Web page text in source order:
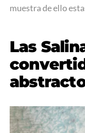
muestra de ello
Las